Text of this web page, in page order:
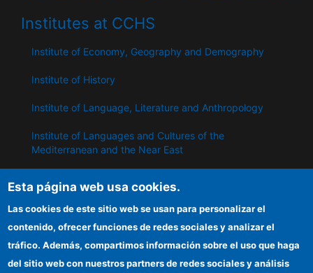
Institutes at CCHS
Institute of Economy, Geography and Demography
Institute of History
Institute of Language, Literature and Anthropology
Institute of Languages ​​and Cultures of the
Mediterranean and the Near East
Institute of Public Policies and Goods
IPP
Esta página web usa cookies.
Las cookies de este sitio web se usan para personalizar el
contenido, ofrecer funciones de redes sociales y analizar el
tráfico. Además, compartimos información sobre el uso que haga
del sitio web con nuestros partners de redes sociales y análisis